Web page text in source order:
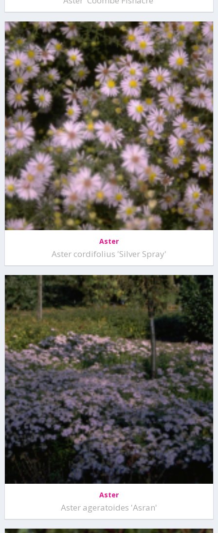
Aster
Aster cordifolius 'Silver Spray'
Aster
Aster ageratoides 'Asran'